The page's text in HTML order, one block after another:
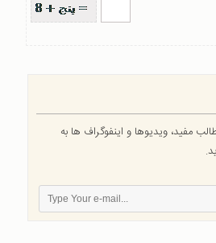
مفید، ویدیوها و اینفوگراف ها به